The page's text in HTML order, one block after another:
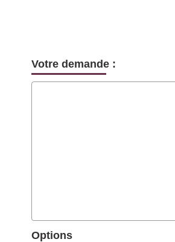
Votre demande :
Options